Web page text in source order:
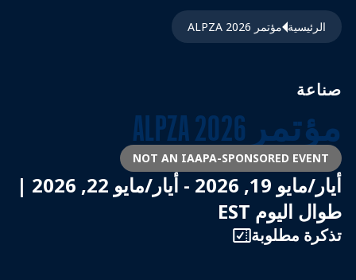
مسار التنقل
الرئيسية مؤتمر ALPZA 2026
صناعة
مؤتمر ALPZA 2026
NOT AN IAAPA-SPONSORED EVENT
أيار/مايو 19, 2026 - أيار/مايو 22, 2026 |
طوال اليوم EST
تذكرة مطلوبة